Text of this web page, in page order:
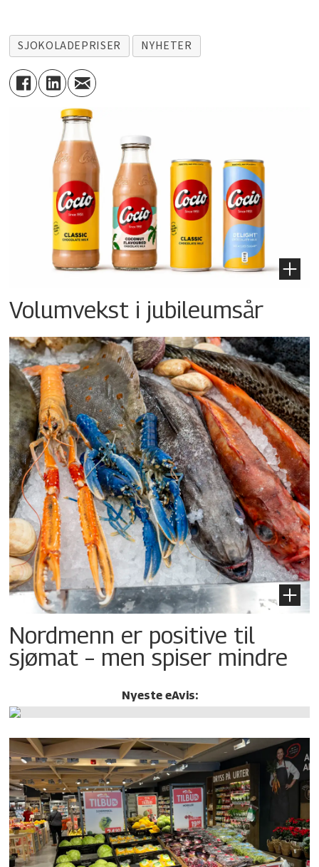
SJOKOLADEPRISER NYHETER
Volumvekst i jubileumsår
Nordmenn er positive til
sjømat – men spiser mindre
Nyeste eAvis: